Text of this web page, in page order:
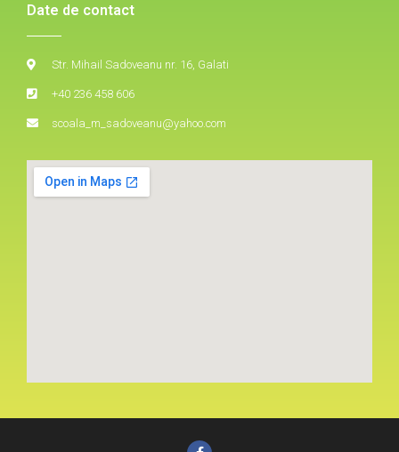
Date de contact
Str. Mihail Sadoveanu nr. 16, Galati
+40 236 458 606
scoala_m_sadoveanu@yahoo.com